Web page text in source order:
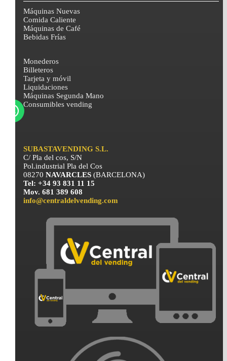
Máquinas Nuevas
Comida Caliente
Máquinas de Café
Bebidas Frías
Monederos
Billeteros
Tarjeta y móvil
Liquidaciones
Máquinas Segunda Mano
Consumibles vending
SUBASTAVENDING S.L.
C/ Pla del cos, S/N
Pol.industrial Pla del Cos
08270NAVARCLES(BARCELONA)
Tel: +34 93 831 11 15
Mov. 681 389 608
info@centraldelvending.com